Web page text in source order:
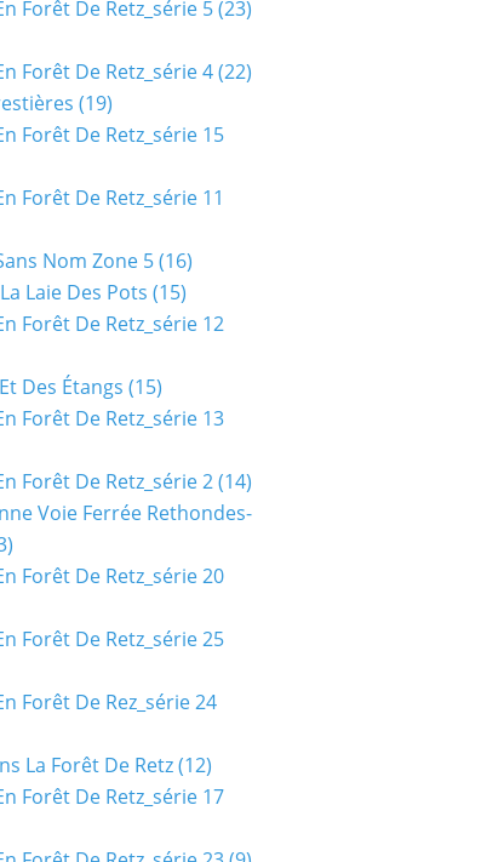
Forêt De Retz_série 5(23)
Forêt De Retz_série 4(22)
(19)
Forêt De Retz_série 15
Forêt De Retz_série 11
Nom Zone 5(16)
Laie Des Pots (15)
Forêt De Retz_série 12
Des Étangs (15)
Forêt De Retz_série 13
Forêt De Retz_série 2(14)
Voie Ferrée Rethondes-
Forêt De Retz_série 20
Forêt De Retz_série 25
Forêt De Rez_série 24
La Forêt De Retz(12)
Forêt De Retz_série 17